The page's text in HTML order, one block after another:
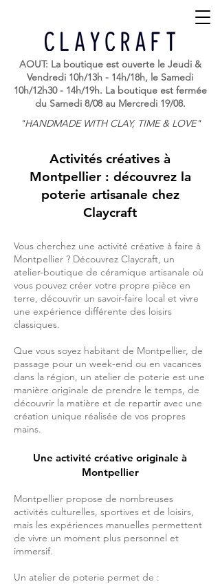
"HANDMADE WITH CLAY, TIME & LOVE"
AOUT: La boutique est ouverte le Jeudi &
Vendredi 10h/13h - 14h/18h, le Samedi
10h/12h30 - 14h/19h. La boutique est fermée
du Samedi 8/08 au Mercredi 19/08.
Activités créatives à
Montpellier : découvrez la
poterie artisanale chez
Claycraft
Vous cherchez une activité créative à faire à
Montpellier ? Découvrez Claycraft, un
atelier-boutique de céramique artisanale où
vous pouvez créer votre propre pièce en
terre, découvrir un savoir-faire local et vivre
une expérience différente des loisirs
classiques.
Que vous soyez habitant de Montpellier, de
passage pour un week-end ou en vacances
dans la région, un atelier de poterie est une
manière originale de prendre le temps, de
découvrir la matière et de repartir avec une
création unique réalisée de vos propres
mains.
Une activité créative originale à
Montpellier
Montpellier propose de nombreuses
activités culturelles, sportives et de loisirs,
mais les expériences manuelles permettent
de vivre un moment plus personnel et
immersif.
Un atelier de poterie permet de :